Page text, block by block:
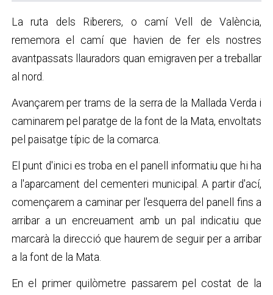
La ruta dels Riberers, o camí Vell de València,
rememora el camí que havien de fer els nostres
avantpassats llauradors quan emigraven per a treballar
al nord.
Avançarem per trams de la serra de la Mallada Verda i
caminarem pel paratge de la font de la Mata, envoltats
pel paisatge típic de la comarca.
El punt d'inici es troba en el panell informatiu que hi ha
a l'aparcament del cementeri municipal. A partir d'ací,
començarem a caminar per l'esquerra del panell fins a
arribar a un encreuament amb un pal indicatiu que
marcarà la direcció que haurem de seguir per a arribar
a la font de la Mata.
En el primer quilòmetre passarem pel costat de la